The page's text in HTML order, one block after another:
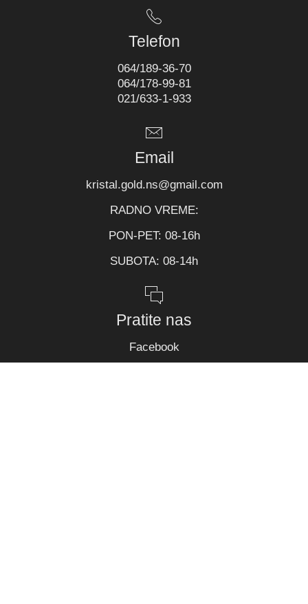
Telefon
064/189-36-70
064/178-99-81
021/633-1-933
Email
kristal.gold.ns@gmail.com
RADNO VREME:
PON-PET: 08-16h
SUBOTA: 08-14h
Pratite nas
Facebook